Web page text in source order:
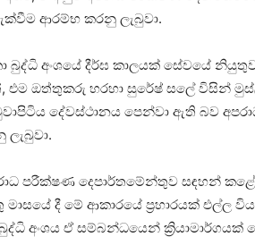
ආරම්භ කරනු ලැබුවා‍.
බුද්ධි අංශයේ දීර්ඝ කාලයක් සේවයේ
ඔත්තුකරු හරහා සුරේෂ් සලේ විසින්
දේවස්ථානය පෙන්වා ඇති බව
පරීක්ෂණ දෙපාර්තමේන්තුව සඳහන් කළේ,
මාසයේ දී මේ ආකාරයේ ප්‍රහාරයක් එල්ල
අංශය ඒ සම්බන්ධයෙන්